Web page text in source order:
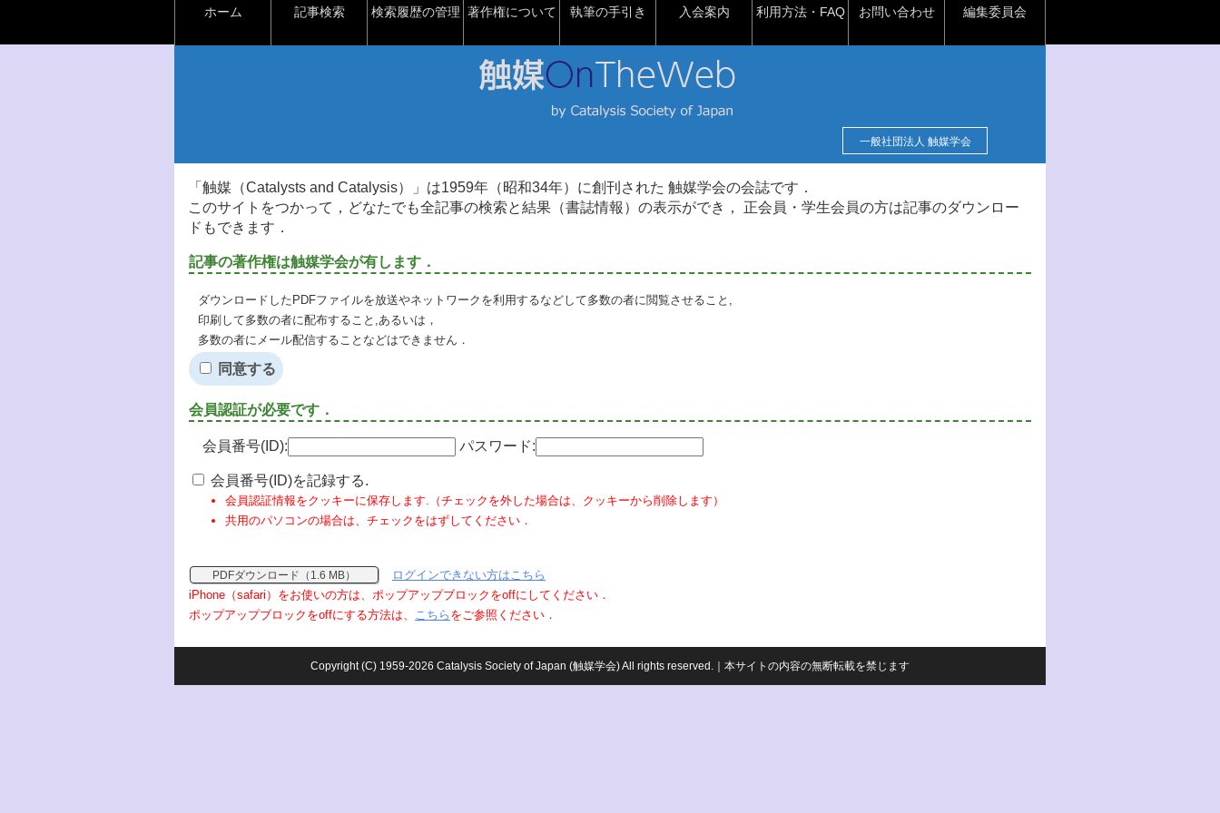
ホーム 記事検索 検索履歴の管理 著作権について 執筆の手引き 入会案内 利用方法・FAQ お問い合わせ 編集委員会
一般社団法人 触媒学会
「触媒（Catalysts and Catalysis）」は1959年（昭和34年）に創刊された 触媒学会の会誌です．
このサイトをつかって，どなたでも全記事の検索と結果（書誌情報）の表示ができ， 正会員・学生会員の方は記事のダウンロー
ドもできます．
記事の著作権は触媒学会が有します．
ダウンロードしたPDFファイルを放送やネットワークを利用するなどして多数の者に閲覧させること,
印刷して多数の者に配布すること,あるいは，
多数の者にメール配信することなどはできません．
同意する
会員認証が必要です．
会員番号(ID): パスワード:
会員番号(ID)を記録する.
会員認証情報をクッキーに保存します.（チェックを外した場合は、クッキーから削除します）
共用のパソコンの場合は、チェックをはずしてください．
PDFダウンロード（1.6 MB）
ログインできない方はこちら
iPhone（safari）をお使いの方は、ポップアップブロックをoffにしてください．
ポップアップブロックをoffにする方法は、 こちら をご参照ください．
Copyright (C) 1959-2026 Catalysis Society of Japan (触媒学会) All rights reserved.｜本サイトの内容の無断転載を禁じます